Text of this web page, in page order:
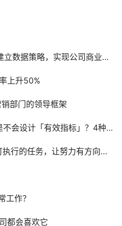
据策略，实现公司商业战略！
上升50%
部门的领导框架
效指标」？4种方法解决主管的指标问题
任务，让努力有方向，更有结果
工作？
都会喜欢它